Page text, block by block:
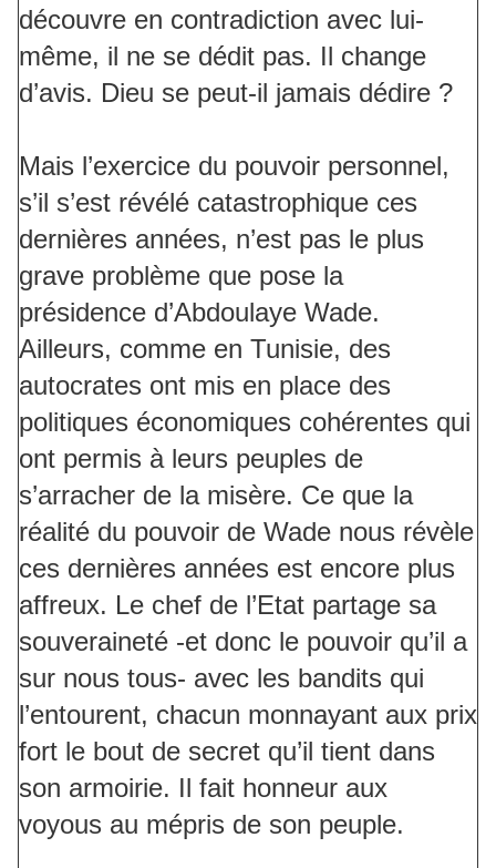
découvre en contradiction avec lui-
même, il ne se dédit pas. Il change
d’avis. Dieu se peut-il jamais dédire ?
Mais l’exercice du pouvoir personnel,
s’il s’est révélé catastrophique ces
dernières années, n’est pas le plus
grave problème que pose la
présidence d’Abdoulaye Wade.
Ailleurs, comme en Tunisie, des
autocrates ont mis en place des
politiques économiques cohérentes qui
ont permis à leurs peuples de
s’arracher de la misère. Ce que la
réalité du pouvoir de Wade nous révèle
ces dernières années est encore plus
affreux. Le chef de l’Etat partage sa
souveraineté -et donc le pouvoir qu’il a
sur nous tous- avec les bandits qui
l’entourent, chacun monnayant aux prix
fort le bout de secret qu’il tient dans
son armoirie. Il fait honneur aux
voyous au mépris de son peuple.